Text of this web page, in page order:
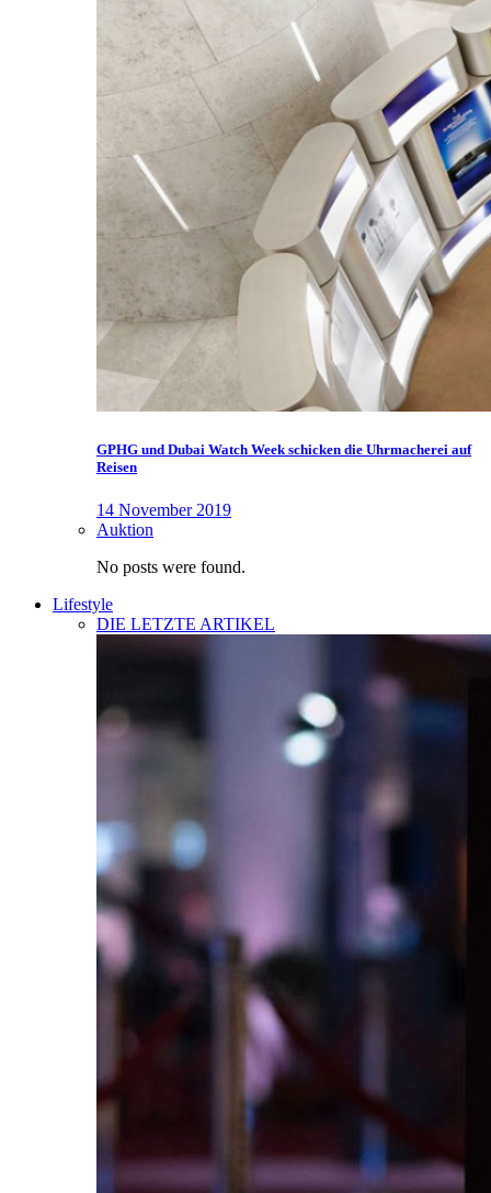
GPHG und Dubai Watch Week schicken die Uhrmacherei auf
Reisen
14 November 2019
Auktion
No posts were found.
Lifestyle
DIE LETZTE ARTIKEL